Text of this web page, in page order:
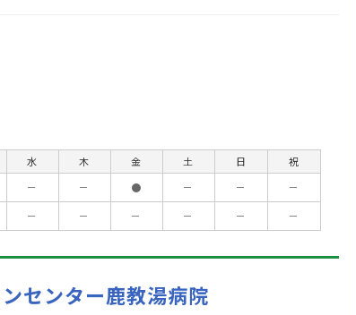
水 木 金 土 日
祝
－ － ● － －
－
－ － － － － －
センター鹿教湯病院